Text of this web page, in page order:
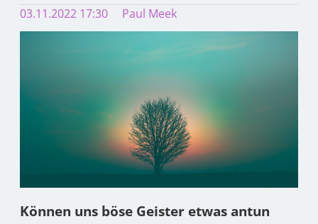
03.11.2022 17:30 Paul Meek
Können uns böse Geister etwas antun